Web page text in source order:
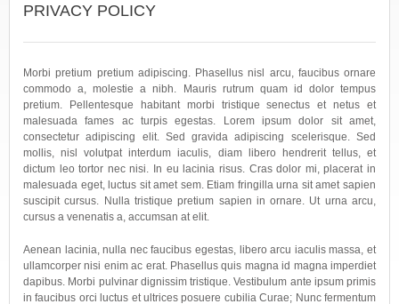
PRIVACY POLICY
Morbi pretium pretium adipiscing. Phasellus nisl arcu, faucibus ornare
commodo a, molestie a nibh. Mauris rutrum quam id dolor tempus
pretium. Pellentesque habitant morbi tristique senectus et netus et
malesuada fames ac turpis egestas. Lorem ipsum dolor sit amet,
consectetur adipiscing elit. Sed gravida adipiscing scelerisque. Sed
mollis, nisl volutpat interdum iaculis, diam libero hendrerit tellus, et
dictum leo tortor nec nisi. In eu lacinia risus. Cras dolor mi, placerat in
malesuada eget, luctus sit amet sem. Etiam fringilla urna sit amet sapien
suscipit cursus. Nulla tristique pretium sapien in ornare. Ut urna arcu,
cursus a venenatis a, accumsan at elit.
Aenean lacinia, nulla nec faucibus egestas, libero arcu iaculis massa, et
ullamcorper nisi enim ac erat. Phasellus quis magna id magna imperdiet
dapibus. Morbi pulvinar dignissim tristique. Vestibulum ante ipsum primis
in faucibus orci luctus et ultrices posuere cubilia Curae; Nunc fermentum